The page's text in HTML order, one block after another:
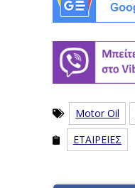
Motor Oil
ΕΤΑΙΡΕΙΕΣ